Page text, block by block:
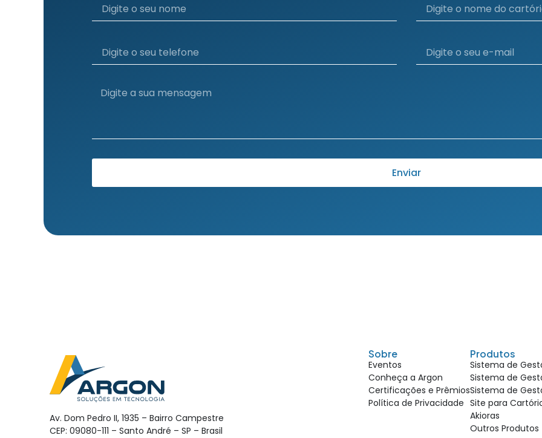
Enviar
Av. Dom Pedro II, 1935 – Bairro Campestre
CEP: 09080-111 – Santo André – SP – Brasil
Produtos
Sistema de
Sistema de
Sistema de
Site para
Akioras
Outros Produtos
Sobre
Eventos
Conheça a Argon
Certificações e Prêmios
Política de Privacidade